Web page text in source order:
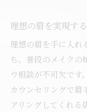
骨格別お
ト
アイブロ
名古屋市
験
眉毛の悩み解
理想の眉を実現す
理想の眉を手に入れ
ち、普段のメイクの
ウ相談が不可欠です
カウンセリングで眉
アリングしてくれる